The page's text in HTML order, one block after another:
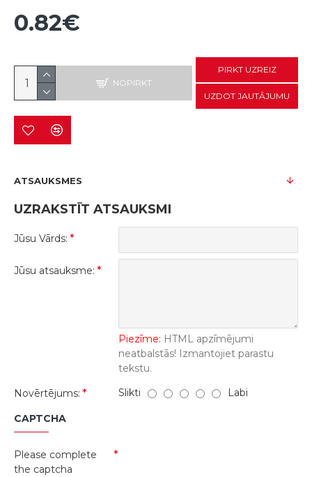
0.82€
NOPIRKT
PIRKT UZREIZ
UZDOT JAUTĀJUMU
ATSAUKSMES
UZRAKSTĪT ATSAUKSMI
Jūsu Vārds:
Jūsu atsauksme:
Piezīme: HTML apzīmējumi
neatbalstās! Izmantojiet parastu
tekstu.
Novērtējums:
Slikti Labi
CAPTCHA
Please complete
the captcha